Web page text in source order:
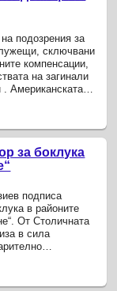
подозрения за
сключвани
компенсации,
на загинали
Американската
общество те
за боклука
подписа
в районите
От Столичната
в сила